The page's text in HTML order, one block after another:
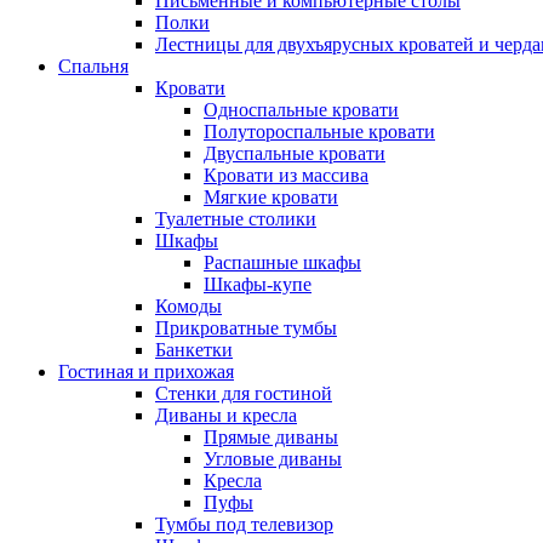
Полки
Лестницы для двухъярусных кроватей и
Спальня
Кровати
Односпальные кровати
Полутороспальные кровати
Двуспальные кровати
Кровати из массива
Мягкие кровати
Туалетные столики
Шкафы
Распашные шкафы
Шкафы-купе
Комоды
Прикроватные тумбы
Банкетки
Гостиная и прихожая
Стенки для гостиной
Диваны и кресла
Прямые диваны
Угловые диваны
Кресла
Пуфы
Тумбы под телевизор